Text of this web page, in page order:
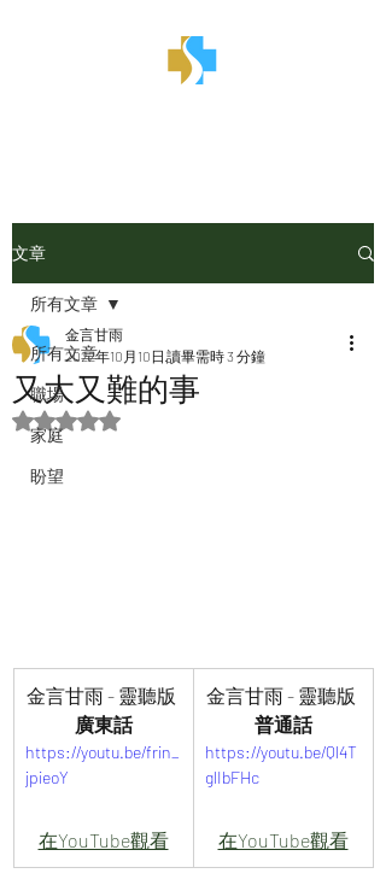
文章
所有文章
職場
家庭
盼望
所有文章
又大又難的事
金言甘雨
2022年10月10日 讀畢需時 3 分鐘
評等為 NaN（最高為 5 顆星）。
金言甘雨 - 靈聽版
廣東話
https://youtu.be/frin_
jpieoY
在YouTube觀看
金言甘雨 - 靈聽版
普通話
https://youtu.be/Ql4T
glIbFHc
在YouTube觀看